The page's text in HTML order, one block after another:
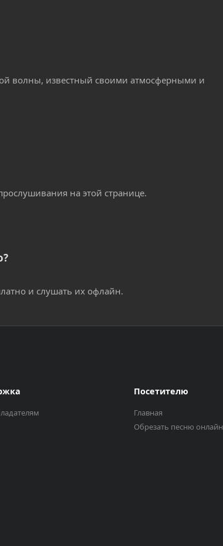
волны, известный своими атмосферными и
на этой странице.
и слушать их офлайн.
Посетителю
Главная
Обрезать песню онлайн